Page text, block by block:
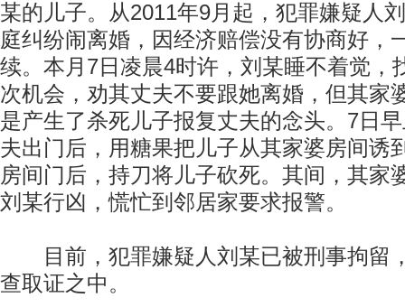
某的儿子。从2011年9月起，犯罪嫌疑人
庭纠纷闹离婚，因经济赔偿没有协商好，
续。本月7日凌晨4时许，刘某睡不着觉，
次机会，劝其丈夫不要跟她离婚，但其家
是产生了杀死儿子报复丈夫的念头。7日
夫出门后，用糖果把儿子从其家婆房间诱
房间门后，持刀将儿子砍死。其间，其家
刘某行凶，慌忙到邻居家要求报警。
目前，犯罪嫌疑人刘某已被刑事拘留
查取证之中。